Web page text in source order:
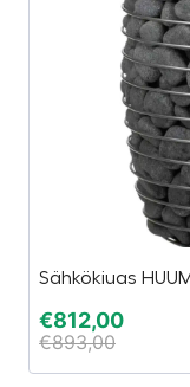
Sähkökiuas
€812,00
€893,00